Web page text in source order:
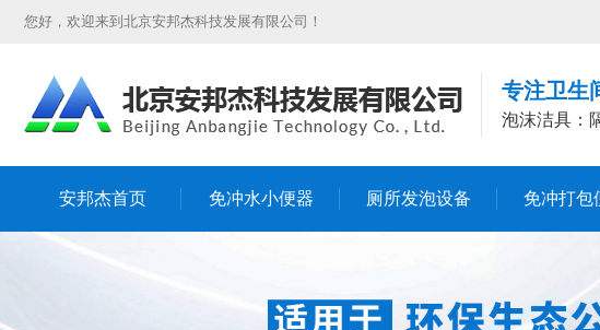
您好，欢迎来到北京安邦杰科技发展有限公司！
专注卫生
泡沫洁具：
安邦杰首页 免冲水小便器 厕所发泡设备 免冲打包